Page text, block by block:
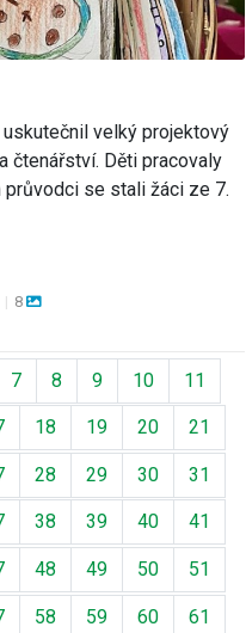
velký projektový
čtenářství. Děti pracovaly
průvodci se stali žáci ze 7.
| 8
7 8 9 10 11
18 19 20 21
28 29 30 31
38 39 40 41
48 49 50 51
58 59 60 61